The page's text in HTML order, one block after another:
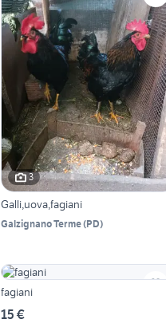
3
Galli,uova,fagiani
Galzignano Terme(PD)
fagiani
15 €